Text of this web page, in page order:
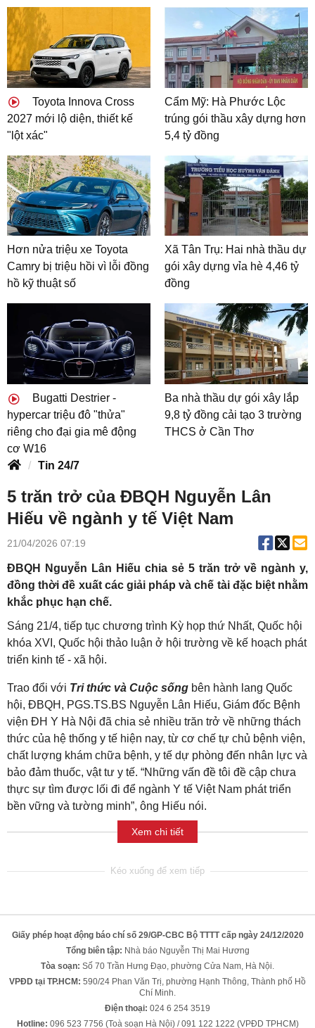
Toyota Innova Cross
2027 mới lộ diện, thiết kế
"lột xác"
Cẩm Mỹ: Hà Phước Lộc
trúng gói thầu xây dựng hơn
5,4 tỷ đồng
Hơn nửa triệu xe Toyota
Camry bị triệu hồi vì lỗi đồng
hồ kỹ thuật số
Xã Tân Trụ: Hai nhà thầu dự
gói xây dựng vỉa hè 4,46 tỷ
đồng
Bugatti Destrier -
hypercar triệu đô "thửa"
riêng cho đại gia mê động
cơ W16
Ba nhà thầu dự gói xây lắp
9,8 tỷ đồng cải tạo 3 trường
THCS ở Cần Thơ
Tin 24/7
5 trăn trở của ĐBQH Nguyễn Lân
Hiếu về ngành y tế Việt Nam
21/04/2026 07:19
ĐBQH Nguyễn Lân Hiếu chia sẻ 5 trăn trở về ngành y,
đồng thời đề xuất các giải pháp và chế tài đặc biệt nhằm
khắc phục hạn chế.
Sáng 21/4, tiếp tục chương trình Kỳ họp thứ Nhất, Quốc hội
khóa XVI, Quốc hội thảo luận ở hội trường về kế hoạch phát
triển kinh tế - xã hội.
Trao đổi với Tri thức và Cuộc sống bên hành lang Quốc
hội, ĐBQH, PGS.TS.BS Nguyễn Lân Hiếu, Giám đốc Bệnh
viện ĐH Y Hà Nội đã chia sẻ nhiều trăn trở về những thách
thức của hệ thống y tế hiện nay, từ cơ chế tự chủ bệnh viện,
chất lượng khám chữa bệnh, y tế dự phòng đến nhân lực và
bảo đảm thuốc, vật tư y tế. “Những vấn đề tôi đề cập chưa
thực sự tìm được lối đi để ngành Y tế Việt Nam phát triển
bền vững và tường minh”, ông Hiếu nói.
Xem chi tiết
Giấy phép hoạt động báo chí số 29/GP-CBC Bộ TTTT cấp ngày 24/12/2020
Tổng biên tập: Nhà báo Nguyễn Thị Mai Hương
Tòa soạn: Số 70 Trần Hưng Đạo, phường Cửa Nam, Hà Nội.
VPĐD tại TP.HCM: 590/24 Phan Văn Trị, phường Hạnh Thông, Thành phố Hồ
Chí Minh.
Điện thoại: 024 6 254 3519
Hotline: 096 523 7756 (Toà soạn Hà Nội) / 091 122 1222 (VPĐD TPHCM)